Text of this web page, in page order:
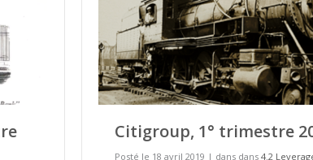
Citigroup, 1° trimestre
Posté le 18 avril 2019 | dans dans 4.2